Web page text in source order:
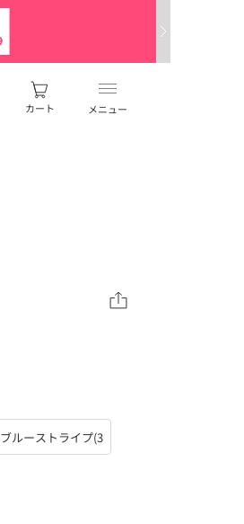
メニュー
カート
ブルーストライプ(3